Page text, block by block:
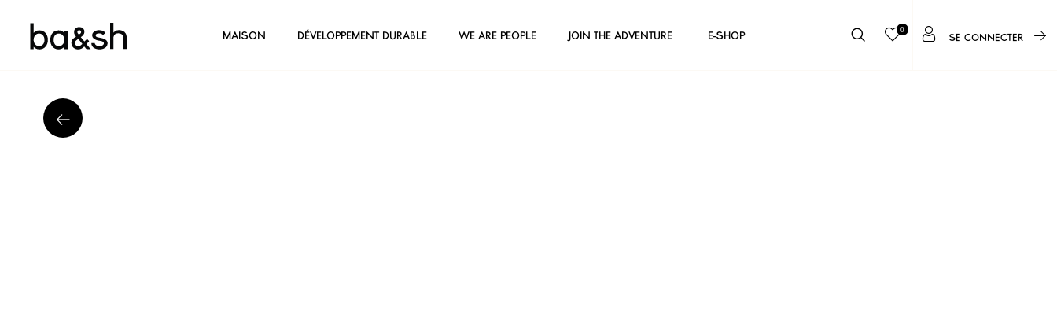
MAISON DÉVELOPPEMENT DURABLE WE ARE PEOPLE JOIN THE ADVENTURE E-SHOP
0
SE CONNECTER